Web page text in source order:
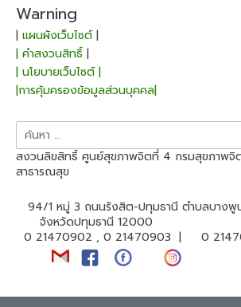
Warning
| แผนผังเว็บไซต์|
| คำสงวนสิทธิ์ |
| นโยบายเว็บไซต์ |
|การคุ้มครองข้อมูลส่วนบุคคล|
ค้นหา
สำหรับ:
สงวนลิขสิทธิ์ ศูนย์สุขภาพจิตที่ 4 กรมสุขภาพจิ
สาธารณสุข
94/1 หมู่ 3 ถนนรังสิต-ปทุมธานี ตำบลบางพูน
จังหวัดปทุมธานี 12000
0 21470902 , 0 21470903 |
0